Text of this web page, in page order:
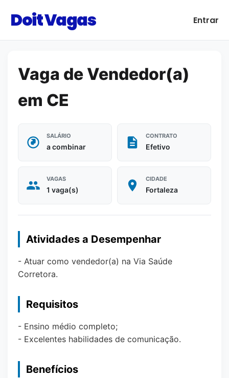
Doit Vagas Entrar
Vaga de Vendedor(a)
em CE
SALÁRIO
a combinar
CONTRATO
Efetivo
VAGAS
1 vaga(s)
CIDADE
Fortaleza
Atividades a Desempenhar
- Atuar como vendedor(a) na Via Saúde
Corretora.
Requisitos
- Ensino médio completo;
- Excelentes habilidades de comunicação.
Benefícios